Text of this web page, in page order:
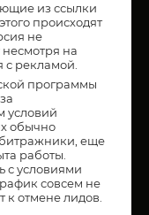
из ссылки
происходят
не
на
с рекламой.
программы
условий
обычно
еще
работы.
с условиями
совсем не
к отмене лидов.